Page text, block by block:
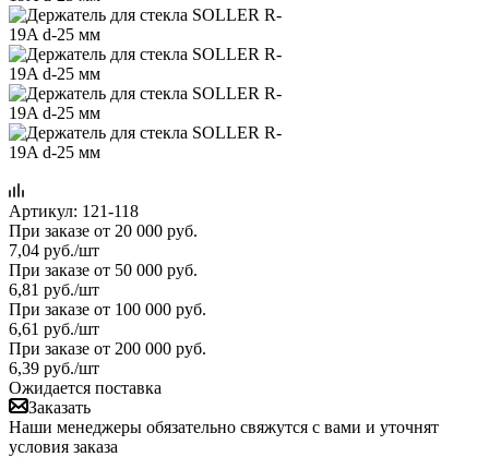
Артикул: 121-118
При заказе от 20 000 руб.
7,04 руб./шт
При заказе от 50 000 руб.
6,81 руб./шт
При заказе от 100 000 руб.
6,61 руб./шт
При заказе от 200 000 руб.
6,39 руб./шт
Ожидается поставка
Заказать
Наши менеджеры обязательно свяжутся с вами и уточнят
условия заказа